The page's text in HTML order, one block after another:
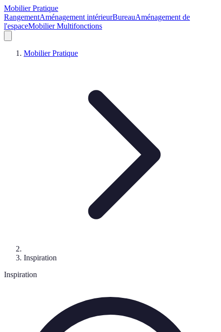
Mobilier Pratique
RangementAménagement intérieurBureauAménagement de
l'espaceMobilier Multifonctions
Mobilier Pratique
Inspiration
Inspiration